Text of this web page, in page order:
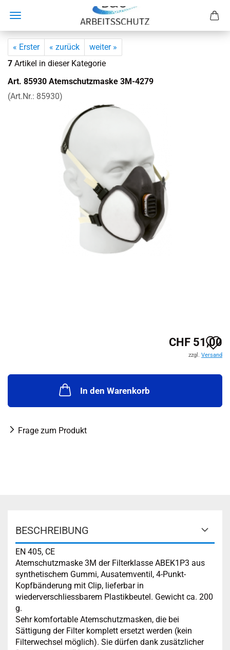
« Erster « zurück
weiter »
7 Artikel in dieser Kategorie
Art. 85930 Atem­schutz­mas­ke 3M-​4279
(Art.Nr.: 85930)
CHF 51,00
zzgl. Versand
In den Warenkorb
Frage zum Produkt
BESCHREIBUNG
EN 405, CE
Atemschutzmaske 3M der Filterklasse ABEK1P3 aus
synthetischem Gummi, Ausatemventil, 4-Punkt-
Kopfbänderung mit Clip, lieferbar in
wiederverschliessbarem Plastikbeutel. Gewicht ca. 200
g.
Sehr komfortable Atemschutzmasken, die bei
Sättigung der Filter komplett ersetzt werden (kein
Filterwechsel möglich). Sie dürfen dank zusätzlicher